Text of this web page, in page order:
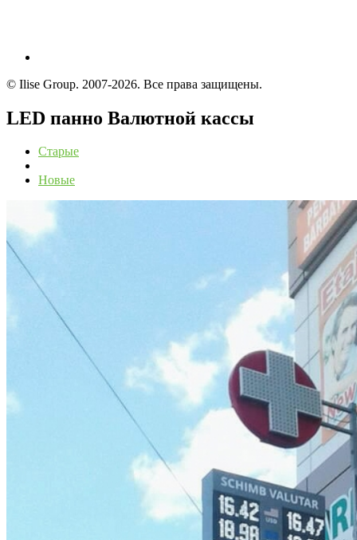
© Ilise Group. 2007-2026. Все права защищены.
LED панно Валютной кассы
Старые
Новые